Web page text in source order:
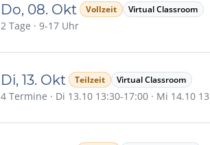
Do, 08. Okt Vollzeit Virtual Classroom
2 Tage · 9-17 Uhr
Di, 13. Okt Teilzeit Virtual Classroom
4 Termine · Di 13.10 13:30-17:00 · Mi 14.10